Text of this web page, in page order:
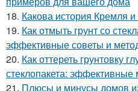
18. Какова история Кремля
19. Как отмыть грунт со
эффективные советы и
20. Как оттереть грунтовку
стеклопакета: эффективные
21. Плюсы и минусы домов